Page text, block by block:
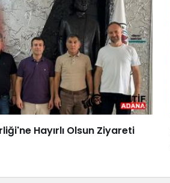
Hayırlı Olsun Ziyareti